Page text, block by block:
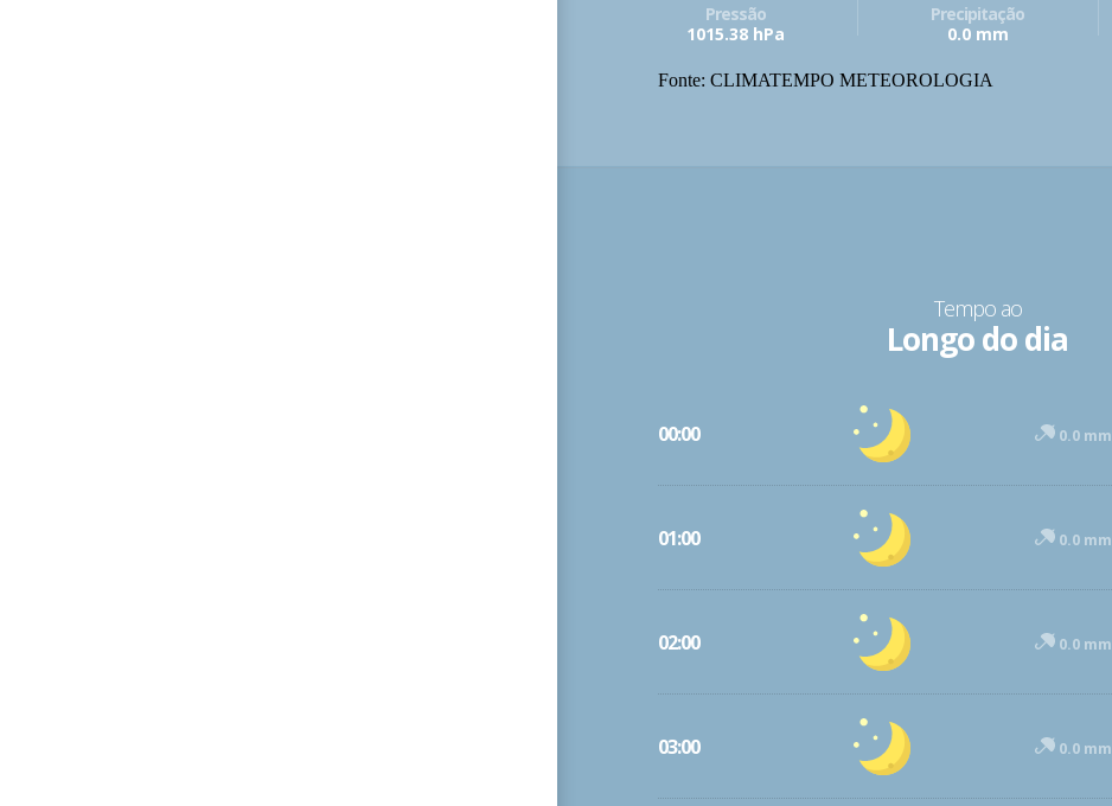
Pressão
1015.38 hPa
Precipitação
0.0 mm
Fonte: CLIMATEMPO METEOROLOGIA
Tempo ao
Longo do dia
00:00 0.0 mm
01:00 0.0 mm
02:00 0.0 mm
03:00 0.0 mm